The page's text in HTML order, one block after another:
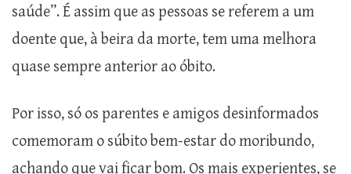
saúde”. É assim que as pessoas se referem a um
doente que, à beira da morte, tem uma melhora
quase sempre anterior ao óbito.
Por isso, só os parentes e amigos desinformados
comemoram o súbito bem-estar do moribundo,
achando que vai ficar bom. Os mais experientes, se